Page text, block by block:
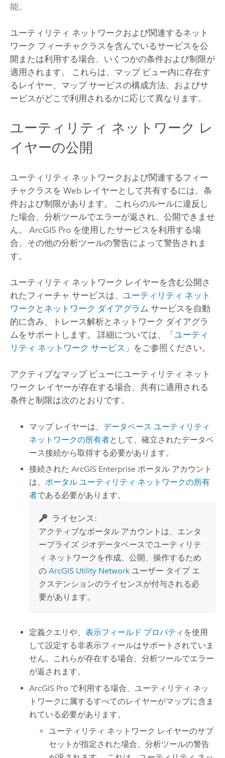
能。
ユーティリティ ネットワークおよび関連するネット
ワーク フィーチャクラスを含んでいるサービスを公
開または利用する場合、いくつかの条件および制限が
適用されます。 これらは、マップ ビュー内に存在す
るレイヤー、マップ サービスの構成方法、およびサ
ービスがどこで利用されるかに応じて異なります。
ユーティリティ ネットワーク レ
イヤーの公開
ユーティリティ ネットワークおよび関連するフィー
チャクラスを Web レイヤーとして共有するには、条
件および制限があります。 これらのルールに違反し
た場合、分析ツールでエラーが返され、公開できませ
ん。 ArcGIS Proを使用したサービスを利用する場
合、その他の分析ツールの警告によって警告されま
す。
ユーティリティ ネットワーク レイヤーを含む公開さ
れたフィーチャ サービスは、 ユーティリティ ネット
ワーク と ネットワーク ダイアグラム サービスを自動
的に含み、トレース解析とネットワーク ダイアグラ
ムをサポートします。 詳細については、「 ユーティ
リティ ネットワーク サービス 」をご参照ください。
アクティブなマップ ビューにユーティリティ ネット
ワーク レイヤーが存在する場合、共有に適用される
条件と制限は次のとおりです。
マップ レイヤーは、 データベース ユーティリティ
ネットワークの所有者として、確立されたデータベ
ース接続から取得する必要があります。
接続されたArcGIS Enterprise ポータル アカウント
は、ポータル ユーティリティ ネットワークの所有
者である必要があります。
ライセンス:
アクティブなポータル アカウントは、エンタ
ープライズ ジオデータベースでユーティリテ
ィ ネットワークを作成、公開、操作するため
の ArcGIS Utility Networkユーザー タイプ エ
クステンションのライセンスが付与される必
要があります。
定義クエリや、表示フィールド プロパティ を使用
して設定する非表示フィールはサポートされていま
せん。これらが存在する場合、分析ツールでエラー
が返されます。
ArcGIS Pro で利用する場合、ユーティリティ ネッ
トワークに属するすべてのレイヤーがマップに含ま
れている必要があります。
ユーティリティ ネットワーク レイヤーのサブ
セットが指定された場合、分析ツールの警告